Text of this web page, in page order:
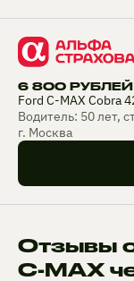
6 800 РУБЛЕЙ
Ford C-MAX Cobra
Водитель: 50 лет,
г. Москва
Отзывы
C-MAX